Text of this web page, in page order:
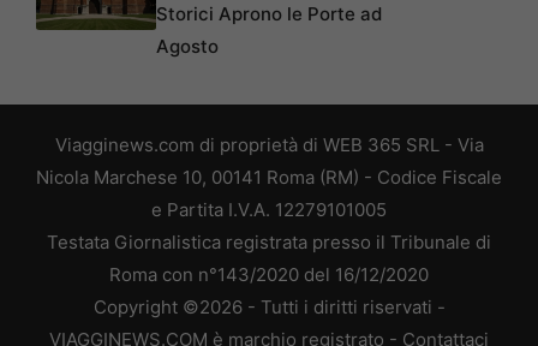
Storici Aprono le Porte ad
Agosto
Viagginews.com di proprietà di WEB 365 SRL - Via
Nicola Marchese 10, 00141 Roma (RM) - Codice Fiscale
e Partita I.V.A. 12279101005
Testata Giornalistica registrata presso il Tribunale di
Roma con n°143/2020 del 16/12/2020
Copyright ©2026 - Tutti i diritti riservati -
VIAGGINEWS.COM è marchio registrato - Contattaci